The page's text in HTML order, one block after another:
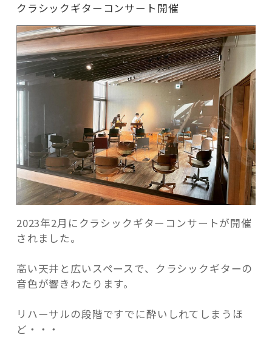
クラシックギターコンサート開催
2023年2月にクラシックギターコンサートが開催
されました。
高い天井と広いスペースで、クラシックギターの
音色が響きわたります。
リハーサルの段階ですでに酔いしれてしまうほ
ど・・・